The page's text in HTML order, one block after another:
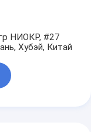
НИОКР, #27
Хубэй, Китай